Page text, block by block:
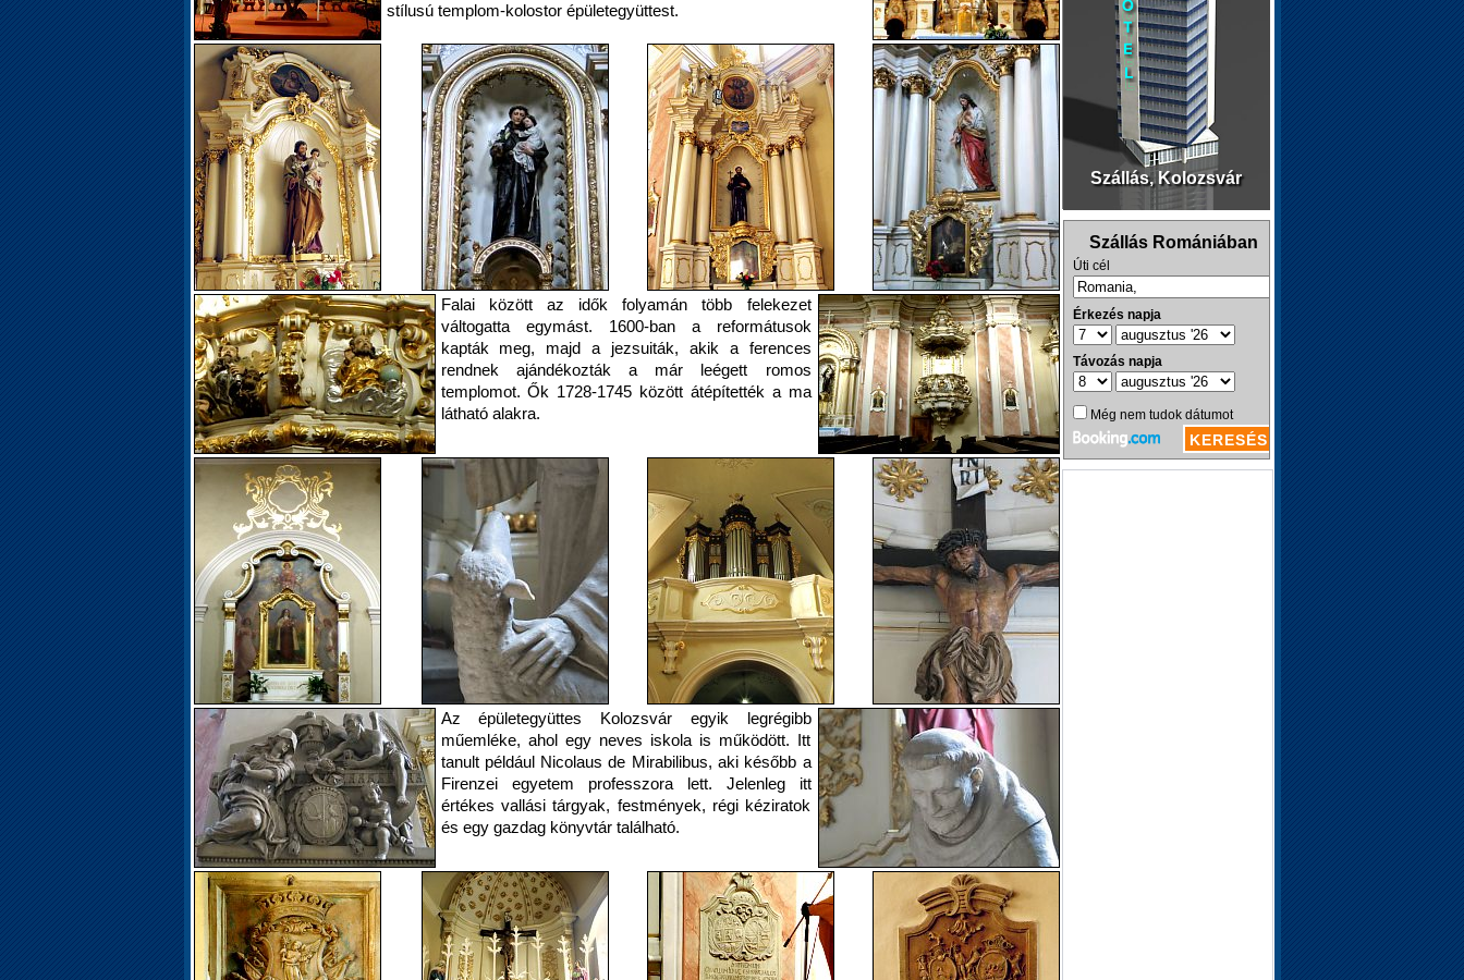
stílusú templom-kolostor épületegyüttest.
Falai között az idők folyamán több felekezet
váltogatta egymást. 1600-ban a reformátusok
kapták meg, majd a jezsuiták, akik a ferences
rendnek ajándékozták a már leégett romos
templomot. Ők 1728-1745 között átépítették a ma
látható alakra.
Az épületegyüttes Kolozsvár egyik legrégibb
műemléke, ahol egy neves iskola is működött. Itt
tanult például Nicolaus de Mirabilibus, aki később a
Firenzei egyetem professzora lett. Jelenleg itt
értékes vallási tárgyak, festmények, régi kéziratok
és egy gazdag könyvtár található.
Szállás, Kolozsvár